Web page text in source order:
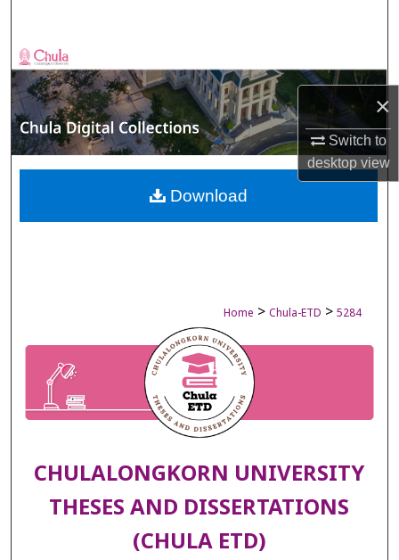
×
Switch to
desktopview
Browse Collections
My Account
About
Digital Commons Network™
Home > Chula-ETD > 5284
CHULALONGKORN UNIVERSITY
THESES AND DISSERTATIONS
(CHULA ETD)
Download